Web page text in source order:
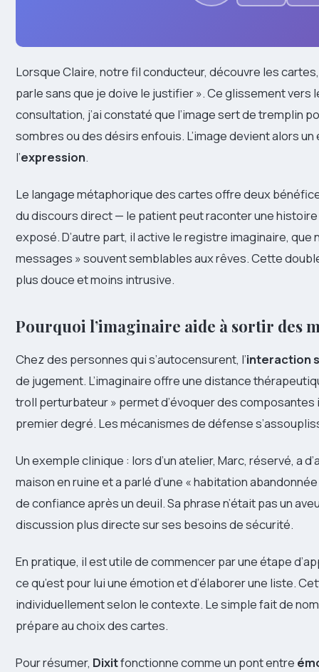
Lorsque Claire, notre fil conducteur, découvre les
parle sans que je doive le justifier ». Ce glissement
consultation, j’ai constaté que l’image sert de tremplin
sombres ou des désirs enfouis. L’image devient alors
l’expression.
Le langage métaphorique des cartes offre deux
du discours direct — le patient peut raconter une
exposé. D’autre part, il active le registre imaginaire,
messages » souvent semblables aux rêves. Cette
plus douce et moins intrusive.
Pourquoi l’imaginaire aide à sortir des
Chez des personnes qui s’autocensurent, l’interaction
de jugement. L’imaginaire offre une distance
troll perturbateur » permet d’évoquer des composantes
premier degré. Les mécanismes de défense
Un exemple clinique : lors d’un atelier, Marc, réservé, a
maison en ruine et a parlé d’une « habitation
de confiance après un deuil. Sa phrase n’était pas un
discussion plus directe sur ses besoins de sécurité.
En pratique, il est utile de commencer par une étape
ce qu’est pour lui une émotion et d’élaborer une liste.
individuellement selon le contexte. Le simple fait de
prépare au choix des cartes.
Pour résumer, Dixitfonctionne comme un pont entre